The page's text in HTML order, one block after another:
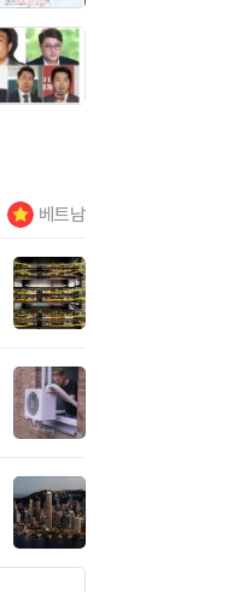
베트남